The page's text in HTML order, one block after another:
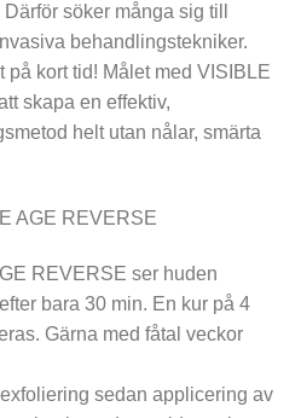
söker många sig till
behandlingstekniker.
på kort tid! Målet med VISIBLE
skapa en effektiv,
helt utan nålar, smärta
AGE REVERSE
REVERSE ser huden
bara 30 min. En kur på 4
Gärna med fåtal veckor
sedan applicering av